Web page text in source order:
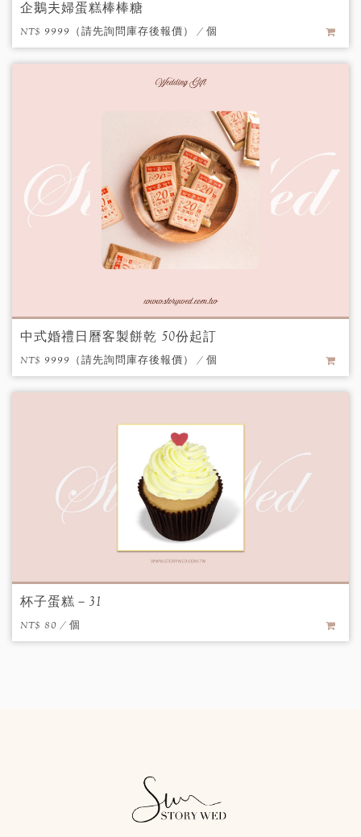
企鵝夫婦蛋糕棒棒糖
NT$ 9999（請先詢問庫存後報價） / 個
中式婚禮日曆客製餅乾 50份起訂
NT$ 9999（請先詢問庫存後報價） / 個
杯子蛋糕－31
NT$ 80 / 個